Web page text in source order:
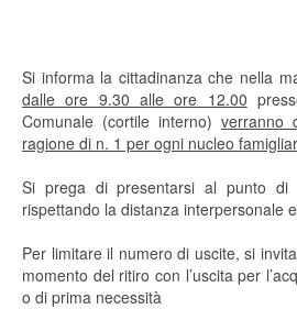
Si informa la cittadinanza che nella
dalle ore 9.30 alle ore 12.00
Comunale (cortile interno) verranno
ragione di n. 1 per ogni nucleo
Si prega di presentarsi al punto di
rispettando la distanza interpersonale
Per limitare il numero di uscite, si
momento del ritiro con l’uscita per
o di prima necessità